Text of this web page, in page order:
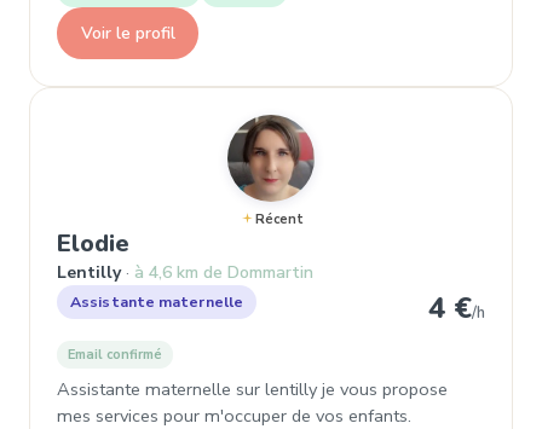
Voir le profil
Récent
Elodie
Lentilly à 4,6 km de Dommartin
Assistante maternelle 4 €/h
Email confirmé
Assistante maternelle sur lentilly je vous propose
mes services pour m'occuper de vos enfants.